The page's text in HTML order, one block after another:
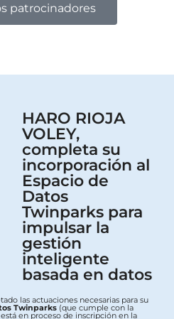
patrocinadores
HARO RIOJA
VOLEY,
completa su
incorporación al
Espacio de
Datos
Twinparks para
impulsar la
gestión
inteligente
basada en datos
las actuaciones necesarias para su
Twinparks (que cumple con la
en proceso de inscripción en la